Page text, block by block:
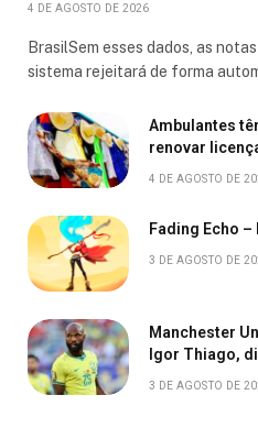
4 DE AGOSTO DE 2026
BrasilSem esses dados, as
sistema rejeitará de forma
Ambulantes
renovar
4 DE AGOSTO DE
Fading Echo –
3 DE AGOSTO DE
Manchester
Igor Thiago,
3 DE AGOSTO DE